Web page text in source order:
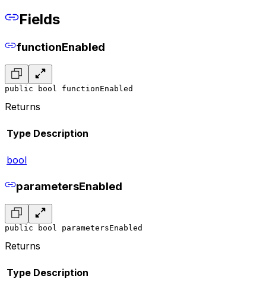
Fields
functionEnabled
public bool functionEnabled
Returns
Type Description
bool
parametersEnabled
public bool parametersEnabled
Returns
Type Description